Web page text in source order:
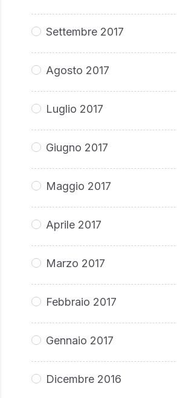
Settembre 2017
Agosto 2017
Luglio 2017
Giugno 2017
Maggio 2017
Aprile 2017
Marzo 2017
Febbraio 2017
Gennaio 2017
Dicembre 2016